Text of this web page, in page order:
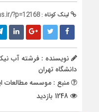
لینک کوتاه :?p=12168
نویسنده : فرشته آب
دانشگاه تهران
منبع : موسسه مطالعات